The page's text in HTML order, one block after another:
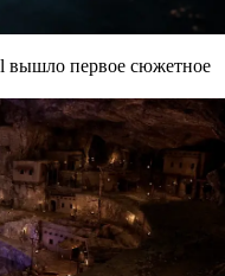
вышло первое сюжетное